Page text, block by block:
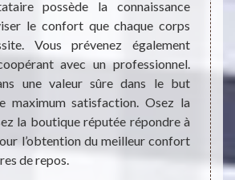
possède la connaissance
le confort que chaque corps
Vous prévenez également
avec un professionnel.
une valeur sûre dans le but
maximum satisfaction. Osez la
la boutique réputée répondre à
l’obtention du meilleur confort
de repos.
un